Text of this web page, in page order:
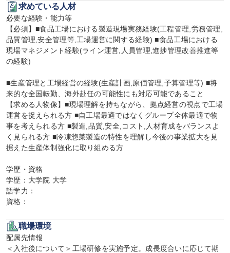
求めている人材
必要な経験・能力等
【必須】■食品工場における製造現場実務経験(工程管理,労務管理,
品質管理,安全管理等,工場運営に関する経験) ■食品工場における
現場マネジメント経験(ライン運営,人員管理,進捗管理改善推進等
の経験)
■生産管理と工場経営の経験(生産計画,原価管理,予算管理等) ■将
来的な全国転勤、海外赴任の可能性にも対応可能であること
【求める人物像】■現場理解を持ちながら、拠点経営の視点で工場
運営を捉えられる方 ■自工場最適ではなくグループ全体最適で物
事を考えられる方 ■製造,品質,安全,コスト,人材育成をバランスよ
く見られる方 ■冷凍惣菜製造の特性を理解し今後の事業拡大を見
据えた生産体制強化に取り組める方
学歴・資格
学歴：大学院 大学
語学力：
資格：
職場環境
配属先情報
＜入社後について＞工場研修を実施予定。成長度合いに応じて期